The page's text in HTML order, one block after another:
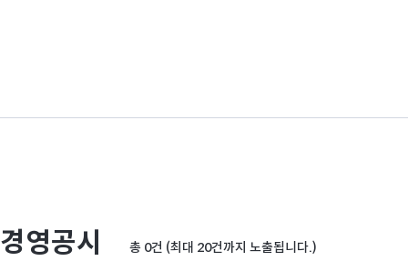
경영공시 총 0건 (최대 20건까지 노출됩니다.)